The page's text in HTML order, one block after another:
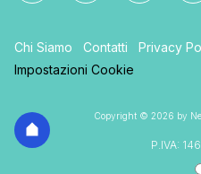
Chi Siamo Contatti Privacy
Impostazioni Cookie
Copyright © 2026 by
P.IVA: